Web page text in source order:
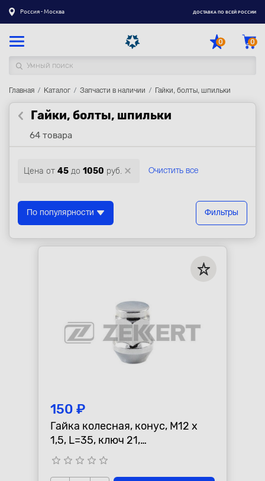
Россия - Москва ДОСТАВКА ПО ВСЕЙ РОССИИ
0 0
Каталог товаров
Регистрация|Вход
Доставка
Контакты
Акции
Главная Каталог Запчасти в наличии Гайки, болты, шпильки
Гайки, болты, шпильки
64 товара
Цена от 45 до 1050 руб. Очистить все
По популярности Фильтры
150 ₽
Гайка колесная, конус, M12 x
1,5, L=35, ключ 21,
Хром=901445HT
star_border star_border star_border star_border star_border